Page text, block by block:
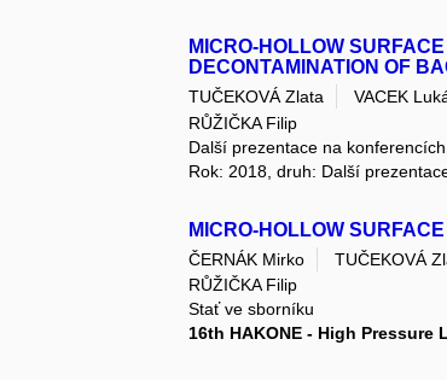
MICRO-HOLLOW
DECONTAMINATION OF
TUČEKOVÁ Zlata VACEK
RŮŽIČKA Filip
Další prezentace na konferencích
Rok: 2018, druh: Další
MICRO-HOLLOW
ČERNÁK Mirko TUČEKOVÁ
RŮŽIČKA Filip
Stať ve sborníku
16th HAKONE - High Pressure